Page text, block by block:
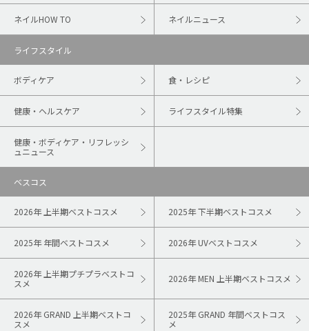
ネイルHOW TO ネイルニュース
ライフスタイル
ボディケア 食・レシピ
健康・ヘルスケア ライフスタイル特集
健康・ボディケア・リフレッシ
ュニュース
ベスコス
2026年 上半期ベストコスメ 2025年 下半期ベストコスメ
2025年 年間ベストコスメ 2026年 UVベストコスメ
2026年 上半期プチプラベストコ
スメ
2026年 MEN 上半期ベストコスメ
2026年 GRAND 上半期ベストコ
スメ
2025年 GRAND 年間ベストコス
メ